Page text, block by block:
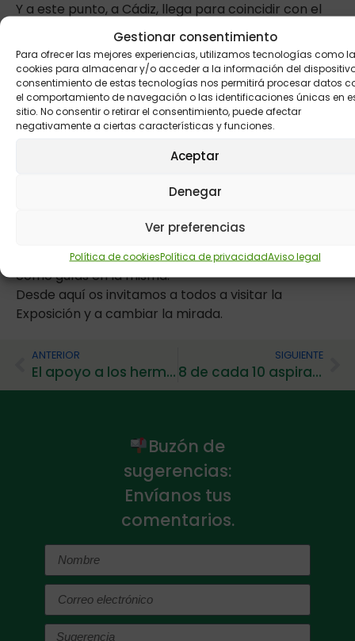
Gestionar consentimiento
Para ofrecer las mejores experiencias, utilizamos tecnologías como
cookies para almacenar y/o acceder a la información del
consentimiento de estas tecnologías nos permitirá procesar datos
el comportamiento de navegación o las identificaciones únicas en
sitio. No consentir o retirar el consentimiento, puede afectar
negativamente a ciertas características y funciones.
Aceptar
Denegar
Ver preferencias
Política de cookiesPolítica de privacidadAviso legal
Y a este punto, a Cádiz, llega para coincidir con el
“Cádiz, cuna de los Derechos”
, donde un
centenar de personas con discapacidad
intelectual, se van a reunir, representando a las 700
que llevan todo el año participando, para leer un
Manifiesto sobre los Derechos de las Personas
con Discapacidad Intelectual.
gaditanas, seguirá a partir de noviembre por otras
las comunidades autónomas, tendrán la
oportunidad de visitarla.
La Exposición va a contar en cada ciudad con
personas con discapacidad intelectual que estarán
como guías en la misma.
Desde aquí os invitamos a todos a visitar la
Exposición y a cambiar la mirada.
ANTERIOR
El apoyo a los hermanos es fundamental y debe ser potenciado por FEAPS
SIGUIENTE
8 de cada 10 aspirantes con discapacidad intelectual han aprobado el examen de oposiciones al empleo
Buzón de
sugerencias:
Envíanos tus
comentarios.